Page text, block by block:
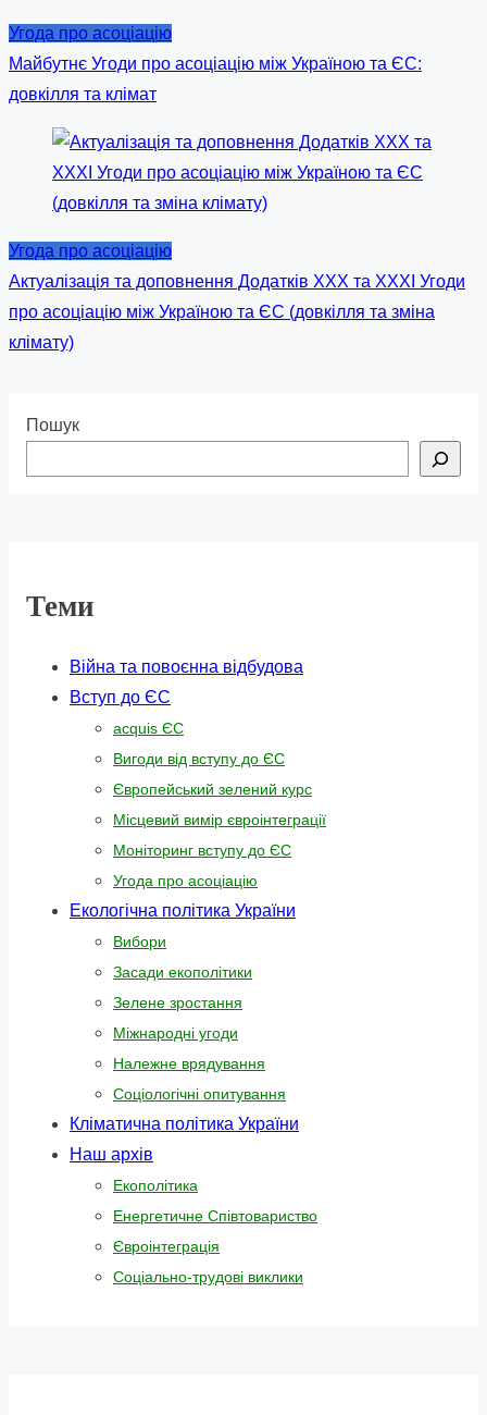
Угода про асоціацію
Майбутнє Угоди про асоціацію між Україною та ЄС:
довкілля та клімат
Угода про асоціацію
Актуалізація та доповнення Додатків ХХХ та ХХХІ Угоди
про асоціацію між Україною та ЄС (довкілля та зміна
клімату)
Пошук
Теми
Війна та повоєнна відбудова
Вступ до ЄС
acquis ЄС
Вигоди від вступу до ЄС
Європейський зелений курс
Місцевий вимір євроінтеграції
Моніторинг вступу до ЄС
Угода про асоціацію
Екологічна політика України
Вибори
Засади екополітики
Зелене зростання
Міжнародні угоди
Належне врядування
Соціологічні опитування
Кліматична політика України
Наш архів
Екополітика
Енергетичне Співтовариство
Євроінтеграція
Соціально-трудові виклики